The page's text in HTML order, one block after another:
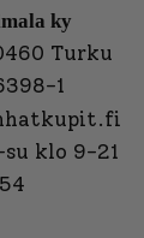
ky
Turku
1
klo 9-21